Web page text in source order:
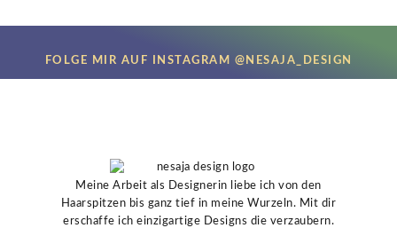
FOLGE MIR AUF INSTAGRAM @NESAJA_DESIGN
Meine Arbeit als Designerin liebe ich von den
Haarspitzen bis ganz tief in meine Wurzeln. Mit dir
erschaffe ich einzigartige Designs die verzaubern.